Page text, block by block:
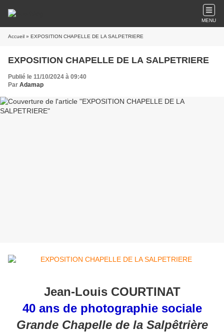
MENU
Accueil » EXPOSITION CHAPELLE DE LA SALPETRIERE
EXPOSITION CHAPELLE DE LA SALPETRIERE
Publié le 11/10/2024 à 09:40
Par Adamap
Jean-Louis COURTINAT
40 ans de photographie sociale
Grande Chapelle de la Salpêtrière